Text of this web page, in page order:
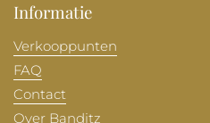
Informatie
Verkooppunten
FAQ
Contact
Over Banditz